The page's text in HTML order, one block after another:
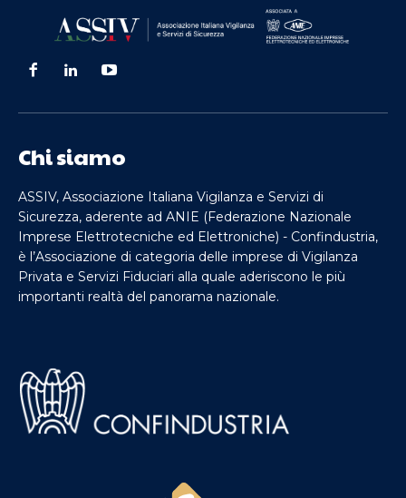
Chi siamo
ASSIV, Associazione Italiana Vigilanza e Servizi di
Sicurezza, aderente ad ANIE (Federazione Nazionale
Imprese Elettrotecniche ed Elettroniche) - Confindustria,
è l’Associazione di categoria delle imprese di Vigilanza
Privata e Servizi Fiduciari alla quale aderiscono le più
importanti realtà del panorama nazionale.